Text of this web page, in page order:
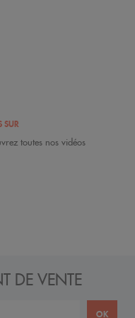
SUR
toutes nos vidéos
DE VENTE